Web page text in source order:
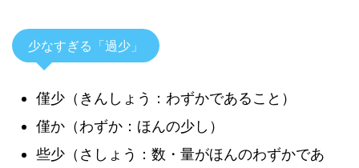
少なすぎる「過少」
僅少（きんしょう：わずかであること）
僅か（わずか：ほんの少し）
些少（さしょう：数・量がほんのわずかであ